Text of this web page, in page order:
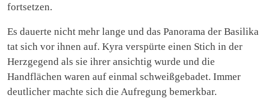
fortsetzen.
Es dauerte nicht mehr lange und das Panorama der Basilika
tat sich vor ihnen auf. Kyra verspürte einen Stich in der
Herzgegend als sie ihrer ansichtig wurde und die
Handflächen waren auf einmal schweißgebadet. Immer
deutlicher machte sich die Aufregung bemerkbar.